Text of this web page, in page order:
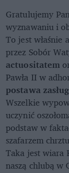
Gratulujemy
wyznawaniu i
To jest właśnie
przez Sobór
actuositatem
Pawła II w
postawa
Wszelkie
uczynić
podstaw w
szafarzem
Taka jest wiara
naszą chlubą w